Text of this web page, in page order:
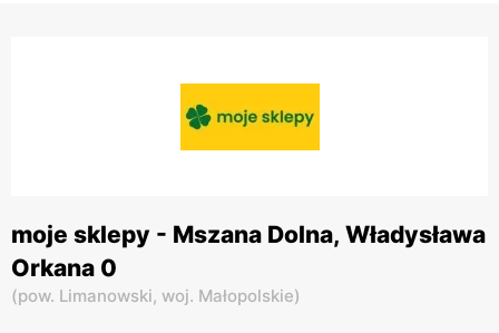
moje sklepy - Mszana Dolna, Władysława
Orkana 0
(pow. Limanowski, woj. Małopolskie)